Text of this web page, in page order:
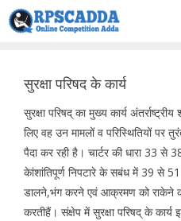
Skip
to
सुरक्षा परिषद के कार्य
सुरक्षा परिषद् का मुख्य कार्य
लिए वह उन मामलों व परिस्थितियों पर
पैदा कर रही है। चार्टर की धारा 33 से
केांशांतिपूर्ण निपटारे के सबंध में 39 से
डालने,भंग करने एवं आक्रमण को राकेने की
करतीहैं। संक्षेप में सुरक्षा परिषद् के